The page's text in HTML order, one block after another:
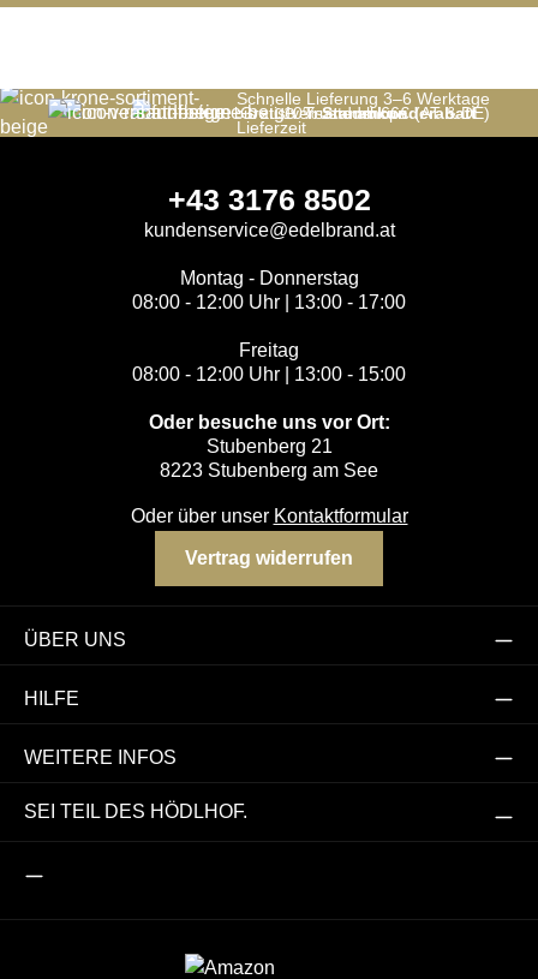
Trustedshops
Schnelle Lieferung 3–6 Werktage
Lieferzeit
bis zu 10%Stammkunderabatt
Gratis versand ab 66€ (AT & DE)
+43 3176 8502
kundenservice@edelbrand.at
Montag - Donnerstag
08:00 - 12:00 Uhr | 13:00 - 17:00
Freitag
08:00 - 12:00 Uhr | 13:00 - 15:00
Oder besuche uns vor Ort:
Stubenberg 21
8223 Stubenberg am See
Oder über unser Kontaktformular
Vertrag widerrufen
ÜBER UNS
HILFE
WEITERE INFOS
SEI TEIL DES HÖDLHOF.